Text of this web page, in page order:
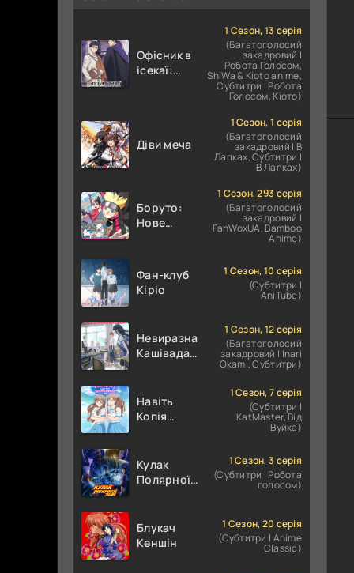
Офісник в
ісекаї:
від
Корпоративного
1 Сезон, 13 серія
(Багатоголосий
закадровий |
Робота Голосом,
ShiWa & Kioto anime,
Субтитри | Робота
Голосом, Кіото)
Діви меча
1 Сезон, 1 серія
(Багатоголосий
закадровий | В
Лапках, Субтитри |
В Лапках)
Боруто:
Нове
1 Сезон, 293 серія
(Багатоголосий
закадровий |
FanWoxUA, Bamboo
Anime)
Фан-клуб
Кіріо
1 Сезон, 10 серія
(Субтитри |
AniTube)
Невиразна
Кашівада І
1 Сезон, 12 серія
(Багатоголосий
закадровий | Inari
Okami, Субтитри)
Навіть
Копія
1 Сезон, 7 серія
(Субтитри |
KatMaster, Від
Вуйка)
Кулак
Полярної
НО КЕН /
Кулак
1 Сезон, 3 серія
(Субтитри | Робота
голосом)
Блукач
Кеншін
1 Сезон, 20 серія
(Субтитри | Anime
Classic)